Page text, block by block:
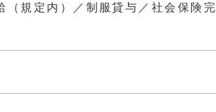
（規定内）／制服貸与／社会保険完